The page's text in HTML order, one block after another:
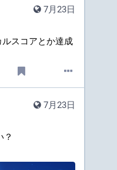
7月23日
スコアとか達成
7月23日
？